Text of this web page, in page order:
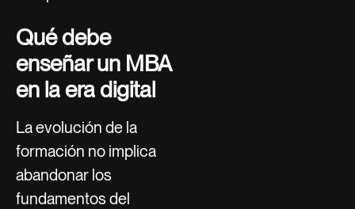
Qué debe
enseñar un MBA
en la era digital
La evolución de la
formación no implica
abandonar los
fundamentos del